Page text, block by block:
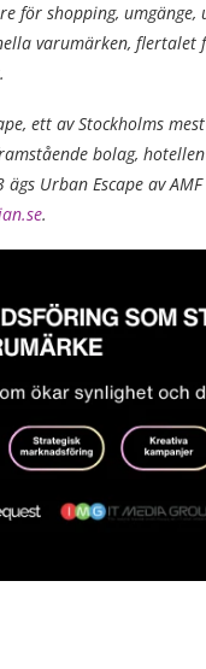
för shopping,
varumärken,
ett av Stockholms
bolag,
Urban Escape av
.